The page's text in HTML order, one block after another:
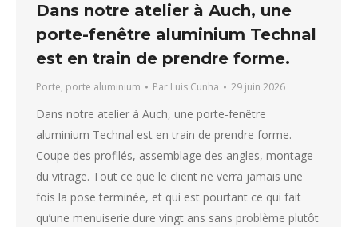
Dans notre atelier à Auch, une
porte-fenêtre aluminium Technal
est en train de prendre forme.
Porte, porte aluminium Par Luis Cunha 29 juin 2026
Dans notre atelier à Auch, une porte-fenêtre
aluminium Technal est en train de prendre forme.
Coupe des profilés, assemblage des angles, montage
du vitrage. Tout ce que le client ne verra jamais une
fois la pose terminée, et qui est pourtant ce qui fait
qu’une menuiserie dure vingt ans sans problème plutôt